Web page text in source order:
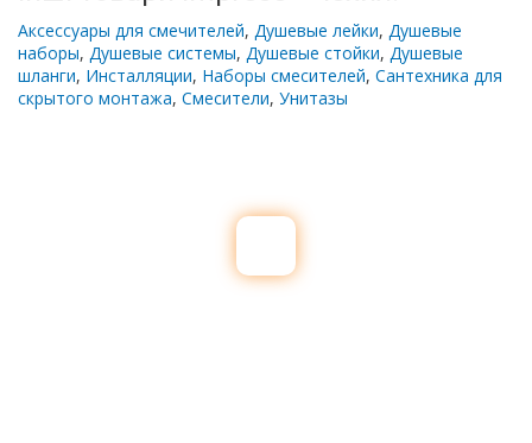
Аксессуары для смечителей, Душевые лейки, Душевые
наборы, Душевые системы, Душевые стойки, Душевые
шланги, Инсталляции, Наборы смесителей, Сантехника для
скрытого монтажа, Смесители, Унитазы